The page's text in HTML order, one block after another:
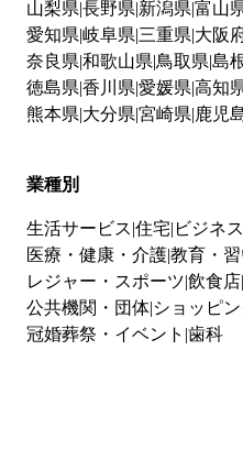
山梨県 長野県 新潟県 富山
愛知県 岐阜県 三重県 大阪
奈良県 和歌山県 鳥取県 島
徳島県 香川県 愛媛県 高知
熊本県 大分県 宮崎県 鹿児
業種別
生活サービス 住宅 ビジネス
医療・健康・介護教育・
レジャー・スポーツ 飲食店
公共機関・団体 ショッピ
冠婚葬祭・イベント 歯科